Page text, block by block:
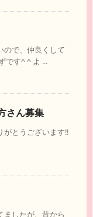
ので、仲良くして
です^ ^ よ ...
さん募集
がとうございます!!
ましたが、昔から